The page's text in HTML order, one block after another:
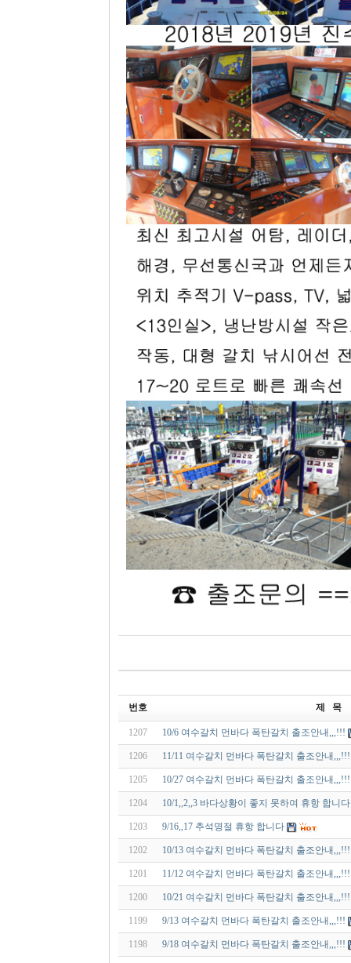
번호 제 목
1207 10/6 여수갈치 먼바다 폭탄갈치 출조안내,,,!!!
1206 11/11 여수갈치 먼바다 폭탄갈치 출조안내,,,!!!
1205 10/27 여수갈치 먼바다 폭탄갈치 출조안내,,,!!!
1204 10/1,,2,,3 바다상황이 좋지 못하여 휴항 합니다
1203 9/16,,17 추석명절 휴항 합니다
1202 10/13 여수갈치 먼바다 폭탄갈치 출조안내,,,!!!
1201 11/12 여수갈치 먼바다 폭탄갈치 출조안내,,,!!!
1200 10/21 여수갈치 먼바다 폭탄갈치 출조안내,,,!!!
1199 9/13 여수갈치 먼바다 폭탄갈치 출조안내,,,!!!
1198 9/18 여수갈치 먼바다 폭탄갈치 출조안내,,,!!!